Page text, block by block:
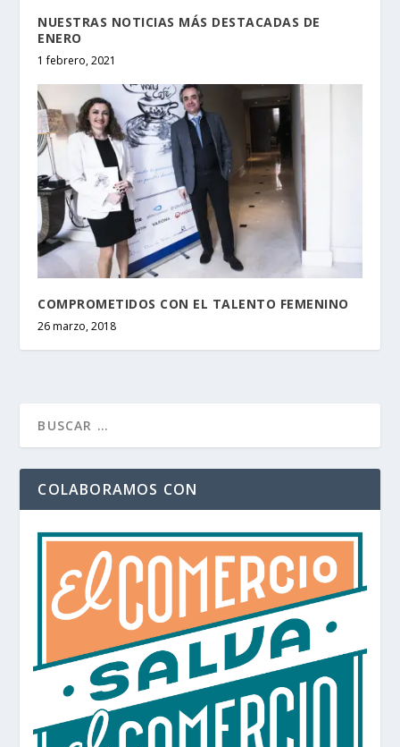
NUESTRAS NOTICIAS MÁS DESTACADAS DE
ENERO
1 febrero, 2021
COMPROMETIDOS CON EL TALENTO FEMENINO
26 marzo, 2018
COLABORAMOS CON